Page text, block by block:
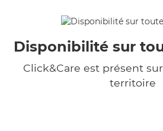
Disponibilité sur
Click&Care est présent
territoire